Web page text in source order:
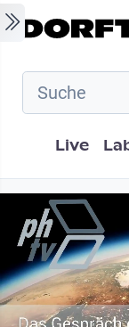
Skip to main content
Live